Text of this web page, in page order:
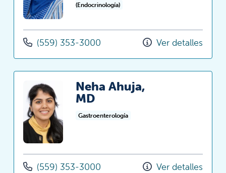
(Endocrinología)
(559) 353-3000 Ver detalles
Neha Ahuja,
MD
Gastroenterología
(559) 353-3000 Ver detalles